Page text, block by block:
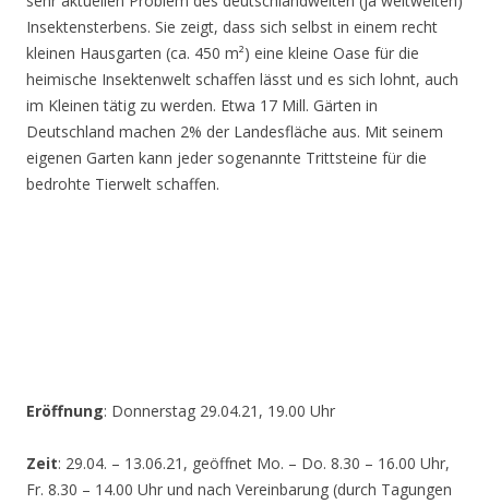
Insektensterbens. Sie zeigt, dass sich selbst in einem recht
kleinen Hausgarten (ca. 450 m²) eine kleine Oase für die
heimische Insektenwelt schaffen lässt und es sich lohnt, auch
im Kleinen tätig zu werden. Etwa 17 Mill. Gärten in
Deutschland machen 2% der Landesfläche aus. Mit seinem
eigenen Garten kann jeder sogenannte Trittsteine für die
bedrohte Tierwelt schaffen.
Eröffnung: Donnerstag 29.04.21, 19.00 Uhr
Zeit: 29.04. – 13.06.21, geöffnet Mo. – Do. 8.30 – 16.00 Uhr,
Fr. 8.30 – 14.00 Uhr und nach Vereinbarung (durch Tagungen